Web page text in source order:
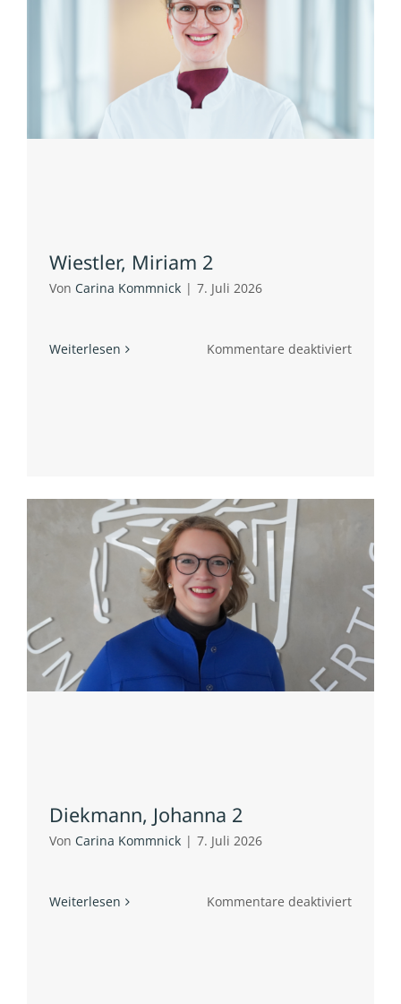
Wiestler, Miriam 2
Von Carina Kommnick | 7. Juli 2026
Weiterlesen Kommentare deaktiviertfür
Diekmann, Johanna 2
Von Carina Kommnick | 7. Juli 2026
Weiterlesen Kommentare deaktiviertfür